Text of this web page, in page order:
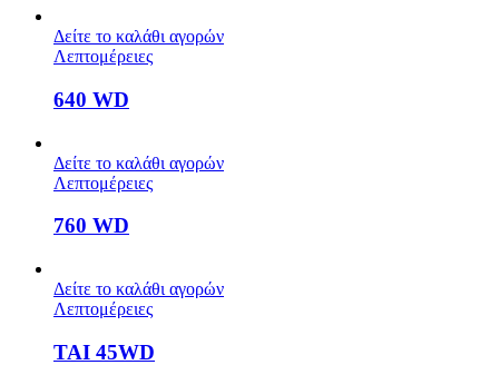
Δείτε το καλάθι αγορών
Λεπτομέρειες
640 WD
Δείτε το καλάθι αγορών
Λεπτομέρειες
760 WD
Δείτε το καλάθι αγορών
Λεπτομέρειες
TAI 45WD